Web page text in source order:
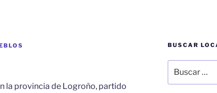
la provincia de Logroño, partido
BUSCAR
por: